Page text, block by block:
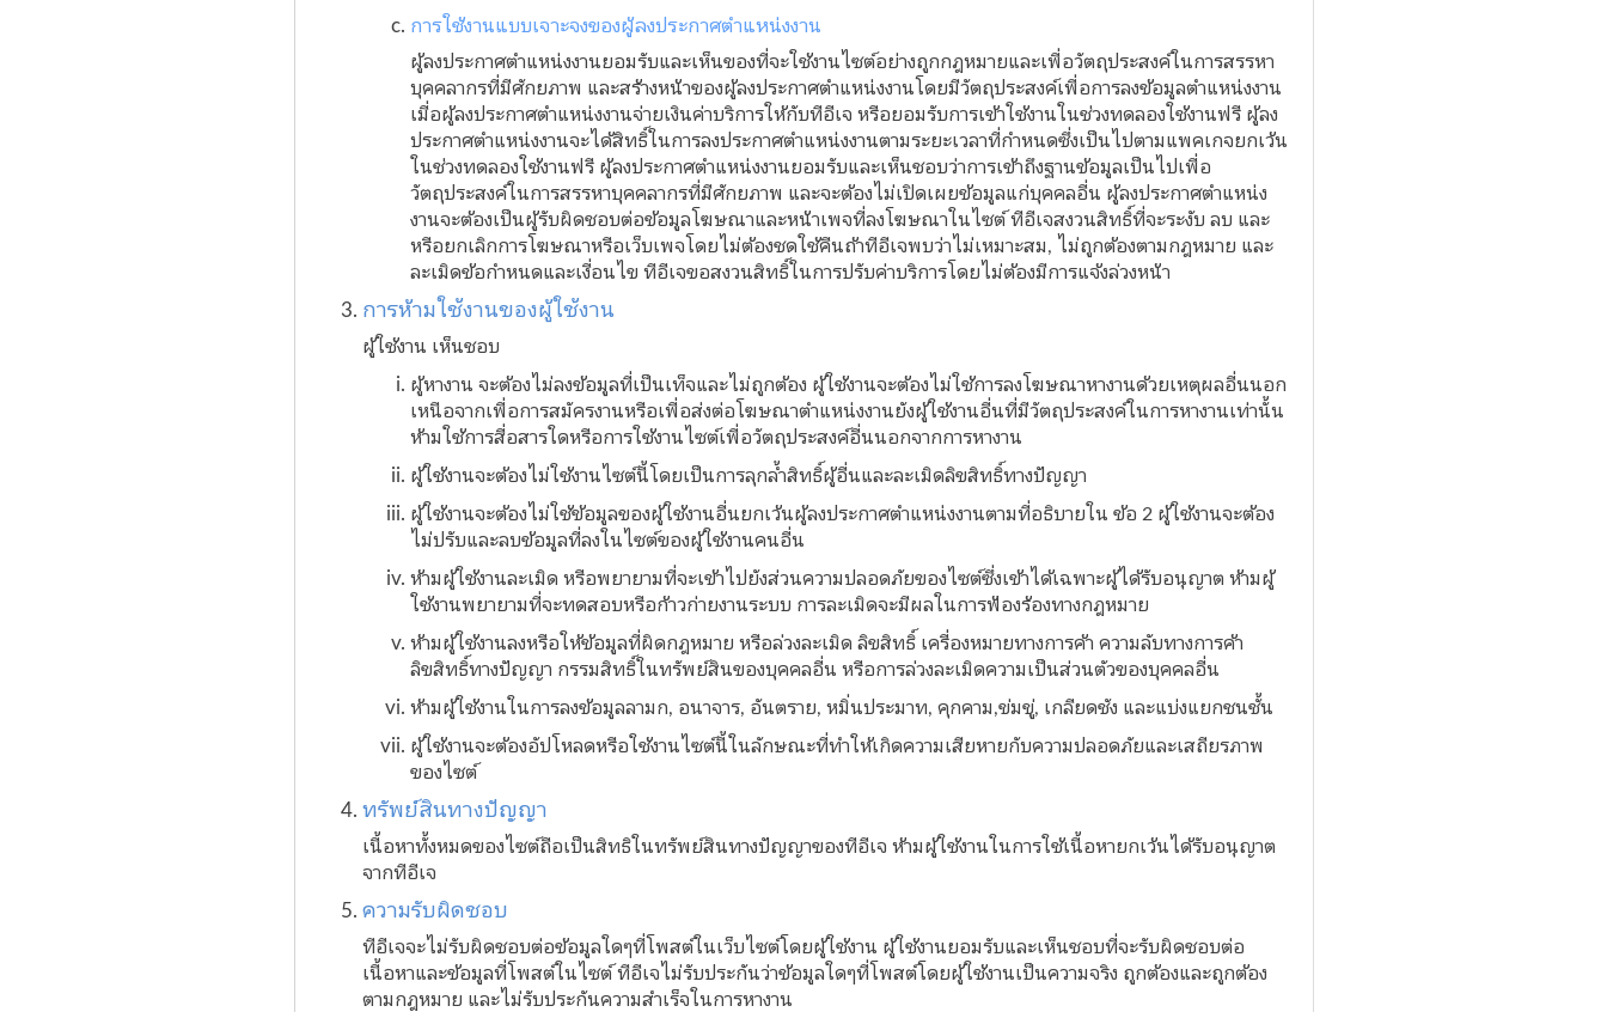
การใช้งานแบบเจาะจงของผู้ลงประกาศตำแหน่งงาน
ผู้ลงประกาศตำแหน่งงานยอมรับและเห็นของที่จะใช้งานไซต์อย่างถูกกฎหมายและเพื่อวัตถุประสงค์ในการสรรหา
บุคคลากรที่มีศักยภาพ และสร้างหน้าของผู้ลงประกาศตำแหน่งงานโดยมีวัตถุประสงค์เพื่อการลงข้อมูลตำแหน่งงาน
เมื่อผู้ลงประกาศตำแหน่งงานจ่ายเงินค่าบริการให้กับทีอีเจ หรือยอมรับการเข้าใช้งานในช่วงทดลองใช้งานฟรี ผู้ลง
ประกาศตำแหน่งงานจะได้สิทธิ์ในการลงประกาศตำแหน่งงานตามระยะเวลาที่กำหนดซึ่งเป็นไปตามแพคเกจยกเว้น
ในช่วงทดลองใช้งานฟรี ผู้ลงประกาศตำแหน่งงานยอมรับและเห็นชอบว่าการเข้าถึงฐานข้อมูลเป็นไปเพื่อ
วัตถุประสงค์ในการสรรหาบุคคลากรที่มีศักยภาพ และจะต้องไม่เปิดเผยข้อมูลแก่บุคคลอื่น ผู้ลงประกาศตำแหน่ง
งานจะต้องเป็นผู้รับผิดชอบต่อข้อมูลโฆษณาและหน้าเพจที่ลงโฆษณาในไซต์ ทีอีเจสงวนสิทธิ์ที่จะระงับ ลบ และ
หรือยกเลิกการโฆษณาหรือเว็บเพจโดยไม่ต้องชดใช้คืนถ้าทีอีเจพบว่าไม่เหมาะสม, ไม่ถูกต้องตามกฎหมาย และ
ละเมิดข้อกำหนดและเงื่อนไข ทีอีเจขอสงวนสิทธิ์ในการปรับค่าบริการโดยไม่ต้องมีการแจ้งล่วงหน้า
การห้ามใช้งานของผู้ใช้งาน
ผู้ใช้งาน เห็นชอบ
ผู้หางาน จะต้องไม่ลงข้อมูลที่เป็นเท็จและไม่ถูกต้อง ผู้ใช้งานจะต้องไม่ใช้การลงโฆษณาหางานด้วยเหตุผลอื่นนอก
เหนือจากเพื่อการสมัครงานหรือเพื่อส่งต่อโฆษณาตำแหน่งงานยังผู้ใช้งานอื่นที่มีวัตถุประสงค์ในการหางานเท่านั้น
ห้ามใช้การสื่อสารใดหรือการใช้งานไซต์เพื่อวัตถุประสงค์อื่นนอกจากการหางาน
ผู้ใช้งานจะต้องไม่ใช้งานไซต์นี้โดยเป็นการลุกล้ำสิทธิ์ผู้อื่นและละเมิดลิขสิทธิ์ทางปัญญา
ผู้ใช้งานจะต้องไม่ใช้ข้อมูลของผู้ใช้งานอื่นยกเว้นผู้ลงประกาศตำแหน่งงานตามที่อธิบายใน ข้อ 2 ผู้ใช้งานจะต้อง
ไม่ปรับและลบข้อมูลที่ลงในไซต์ของผู้ใช้งานคนอื่น
ห้ามผู้ใช้งานละเมิด หรือพยายามที่จะเข้าไปยังส่วนความปลอดภัยของไซต์ซึ่งเข้าได้เฉพาะผู้ได้รับอนุญาต ห้ามผู้
ใช้งานพยายามที่จะทดสอบหรือก้าวก่ายงานระบบ การละเมิดจะมีผลในการฟ้องร้องทางกฎหมาย
ห้ามผู้ใช้งานลงหรือให้ข้อมูลที่ผิดกฎหมาย หรือล่วงละเมิด ลิขสิทธิ์ เครื่องหมายทางการค้า ความลับทางการค้า
ลิขสิทธิ์ทางปัญญา กรรมสิทธิ์ในทรัพย์สินของบุคคลอื่น หรือการล่วงละเมิดความเป็นส่วนตัวของบุคคลอื่น
ห้ามผู้ใช้งานในการลงข้อมูลลามก, อนาจาร, อันตราย, หมิ่นประมาท, คุกคาม,ข่มขู่, เกลียดชัง และแบ่งแยกชนชั้น
ผู้ใช้งานจะต้องอัปโหลดหรือใช้งานไซต์นี้ในลักษณะที่ทำให้เกิดความเสียหายกับความปลอดภัยและเสถียรภาพ
ของไซต์
ทรัพย์สินทางปัญญา
เนื้อหาทั้งหมดของไซต์ถือเป็นสิทธิในทรัพย์สินทางปัญญาของทีอีเจ ห้ามผู้ใช้งานในการใช้เนื้อหายกเว้นได้รับอนุญาต
จากทีอีเจ
ความรับผิดชอบ
ทีอีเจจะไม่รับผิดชอบต่อข้อมูลใดๆที่โพสต์ในเว็บไซต์โดยผู้ใช้งาน ผู้ใช้งานยอมรับและเห็นชอบที่จะรับผิดชอบต่อ
เนื้อหาและข้อมูลที่โพสต์ในไซต์ ทีอีเจไม่รับประกันว่าข้อมูลใดๆที่โพสต์โดยผู้ใช้งานเป็นความจริง ถูกต้องและถูกต้อง
ตามกฎหมาย และไม่รับประกันความสำเร็จในการหางาน